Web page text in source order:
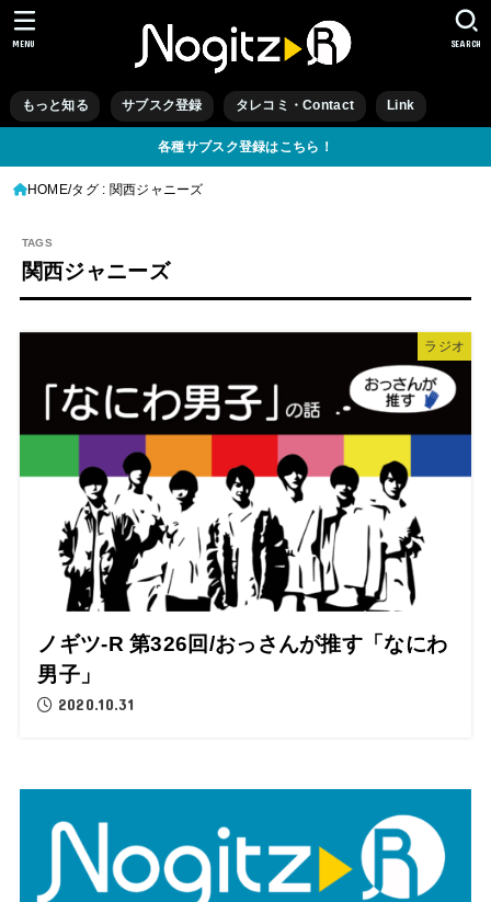
もっと知る サブスク登録 タレコミ・Contact Link
SEARCH
MENU
各種サブスク登録はこちら！
HOME タグ : 関西ジャニーズ
関西ジャニーズ
ラジオ
ノギツ-R 第326回/おっさんが推す「なにわ
男子」
2020.10.31